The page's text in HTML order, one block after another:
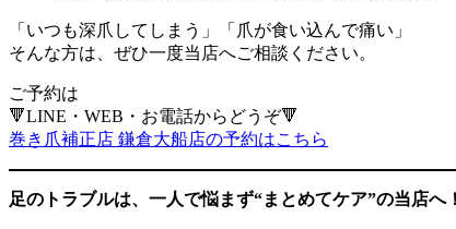
「いつも深爪してしまう」「爪が食い込んで痛い」
そんな方は、ぜひ一度当店へご相談ください。
ご予約は
🔻LINE・WEB・お電話からどうぞ🔻
巻き爪補正店 鎌倉大船店の予約はこちら
足のトラブルは、一人で悩まず“まとめてケア”の当店へ！